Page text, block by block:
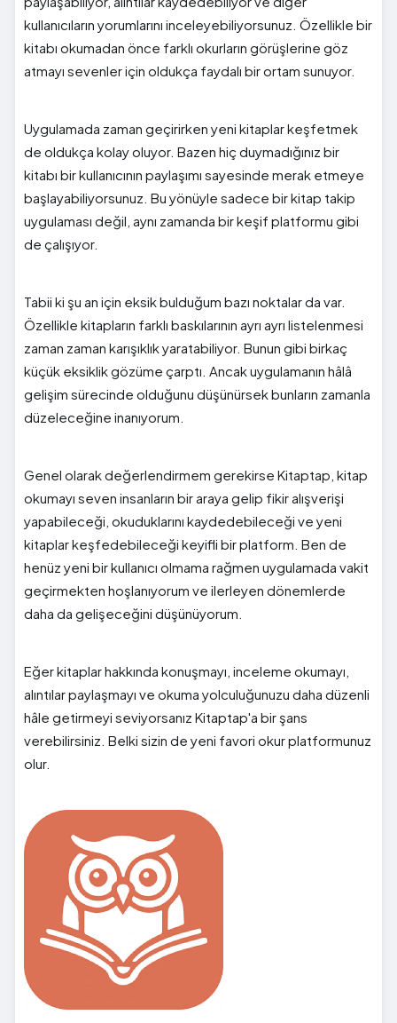
kullanıcıların yorumlarını inceleyebiliyorsunuz. Özellikle bir
kitabı okumadan önce farklı okurların görüşlerine göz
atmayı sevenler için oldukça faydalı bir ortam sunuyor.
Uygulamada zaman geçirirken yeni kitaplar keşfetmek
de oldukça kolay oluyor. Bazen hiç duymadığınız bir
kitabı bir kullanıcının paylaşımı sayesinde merak etmeye
başlayabiliyorsunuz. Bu yönüyle sadece bir kitap takip
uygulaması değil, aynı zamanda bir keşif platformu gibi
de çalışıyor.
Tabii ki şu an için eksik bulduğum bazı noktalar da var.
Özellikle kitapların farklı baskılarının ayrı ayrı listelenmesi
zaman zaman karışıklık yaratabiliyor. Bunun gibi birkaç
küçük eksiklik gözüme çarptı. Ancak uygulamanın hâlâ
gelişim sürecinde olduğunu düşünürsek bunların zamanla
düzeleceğine inanıyorum.
Genel olarak değerlendirmem gerekirse Kitaptap, kitap
okumayı seven insanların bir araya gelip fikir alışverişi
yapabileceği, okuduklarını kaydedebileceği ve yeni
kitaplar keşfedebileceği keyifli bir platform. Ben de
henüz yeni bir kullanıcı olmama rağmen uygulamada vakit
geçirmekten hoşlanıyorum ve ilerleyen dönemlerde
daha da gelişeceğini düşünüyorum.
Eğer kitaplar hakkında konuşmayı, inceleme okumayı,
alıntılar paylaşmayı ve okuma yolculuğunuzu daha düzenli
hâle getirmeyi seviyorsanız Kitaptap'a bir şans
verebilirsiniz. Belki sizin de yeni favori okur platformunuz
olur.